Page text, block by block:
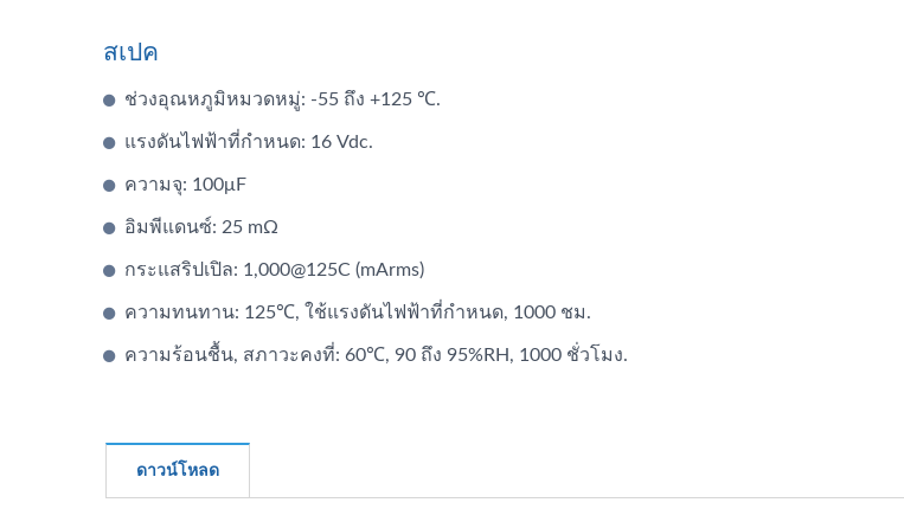
สเปค
ช่วงอุณหภูมิหมวดหมู่: -55 ถึง +125 ℃.
แรงดันไฟฟ้าที่กำหนด: 16 Vdc.
ความจุ: 100μF
อิมพีแดนซ์: 25 mΩ
กระแสริปเปิล: 1,000@125C (mArms)
ความทนทาน: 125℃, ใช้แรงดันไฟฟ้าที่กำหนด, 1000 ชม.
ความร้อนชื้น, สภาวะคงที่: 60℃, 90 ถึง 95%RH, 1000 ชั่วโมง.
ดาวน์โหลด
ตัวเก็บประจุไฮบริด